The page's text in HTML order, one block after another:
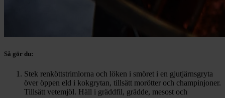
Så gör du:
Stek renköttstrimlorna och löken i smöret i en gjutjärnsgryta
över öppen eld i kokgrytan, tillsätt morötter och champinjoner.
Tillsätt vetemjöl. Häll i gräddfil, grädde, mesost och